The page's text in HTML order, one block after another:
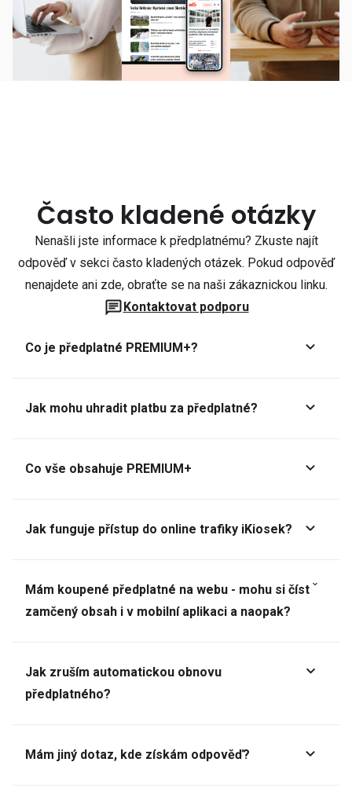
Často kladené otázky
Nenašli jste informace k předplatnému? Zkuste najít
odpověď v sekci často kladených otázek. Pokud odpověď
nenajdete ani zde, obraťte se na naši zákaznickou linku.
Kontaktovat podporu
Co je předplatné PREMIUM+?
Jak mohu uhradit platbu za předplatné?
Co vše obsahuje PREMIUM+
Jak funguje přístup do online trafiky iKiosek?
Mám koupené předplatné na webu - mohu si číst
zamčený obsah i v mobilní aplikaci a naopak?
Jak zruším automatickou obnovu
předplatného?
Mám jiný dotaz, kde získám odpověď?